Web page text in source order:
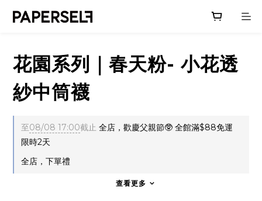
花園系列｜春天粉- 小花透
紗中筒襪
至08/08 17:00截止 全店，歡慶父親節🥸 全館滿$88免運
限時2天
全店，下單禮
查看更多